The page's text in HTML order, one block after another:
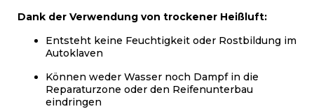
Dank der Verwendung von trockener Heißluft:
Entsteht keine Feuchtigkeit oder Rostbildung im
Autoklaven
Können weder Wasser noch Dampf in die
Reparaturzone oder den Reifenunterbau
eindringen